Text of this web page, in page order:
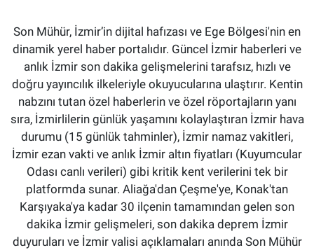
Son Mühür, İzmir’in dijital hafızası ve Ege Bölgesi'nin en
dinamik yerel haber portalıdır. Güncel İzmir haberleri ve
anlık İzmir son dakika gelişmelerini tarafsız, hızlı ve
doğru yayıncılık ilkeleriyle okuyucularına ulaştırır. Kentin
nabzını tutan özel haberlerin ve özel röportajların yanı
sıra, İzmirlilerin günlük yaşamını kolaylaştıran İzmir hava
durumu (15 günlük tahminler), İzmir namaz vakitleri,
İzmir ezan vakti ve anlık İzmir altın fiyatları (Kuyumcular
Odası canlı verileri) gibi kritik kent verilerini tek bir
platformda sunar. Aliağa'dan Çeşme'ye, Konak'tan
Karşıyaka'ya kadar 30 ilçenin tamamından gelen son
dakika İzmir gelişmeleri, son dakika deprem İzmir
duyuruları ve İzmir valisi açıklamaları anında Son Mühür